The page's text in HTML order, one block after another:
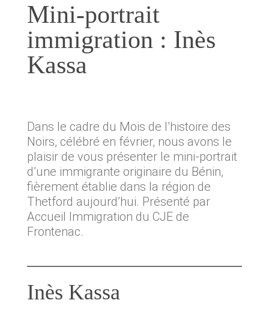
Employabilité
Immigration
Aide aux projets
Accompagnement
Partenaires et employeurs
PUBLICATIONS
Chroniques
Mini-portrait
immigration : Inès
Kassa
Dans le cadre du Mois de l’histoire des
Noirs, célébré en février, nous avons le
plaisir de vous présenter le mini-portrait
d’une immigrante originaire du Bénin,
fièrement établie dans la région de
Thetford aujourd’hui. Présenté par
Accueil Immigration du CJE de
Frontenac.
Inès Kassa